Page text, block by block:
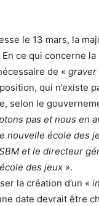
le 13 mars, la
ce qui concerne
de « graver
qui n’existe
selon le
pas et nous en
nouvelle école des
et le directeur
des jeux ».
la création d’un «
date devrait être